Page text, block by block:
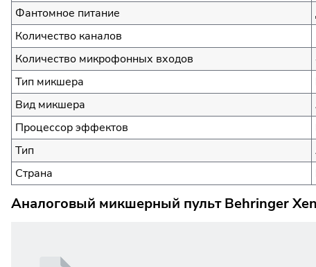
Фантомное питание
Количество каналов
Количество микрофонных входов
Тип микшера
Вид микшера
Процессор эффектов
Тип
Страна
Аналоговый микшерный пульт Behringer